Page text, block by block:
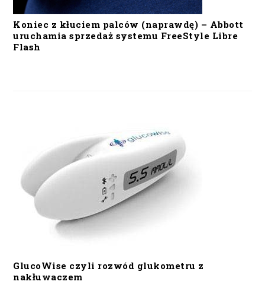
Koniec z kłuciem palców (naprawdę) – Abbott
uruchamia sprzedaż systemu FreeStyle Libre
Flash
GlucoWise czyli rozwód glukometru z
nakłuwaczem